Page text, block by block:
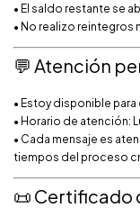
• El saldo restante se
• No realizo reintegros
💬 Atención
• Estoy disponible
• Horario de atención:
• Cada mensaje es
tiempos del proceso
📜 Certificado